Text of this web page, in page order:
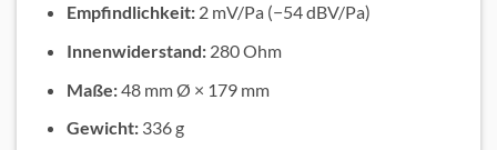
Empfindlichkeit:2 mV/Pa (−54 dBV/Pa)
Innenwiderstand:280 Ohm
Maße:48 mm Ø × 179 mm
Gewicht:336 g